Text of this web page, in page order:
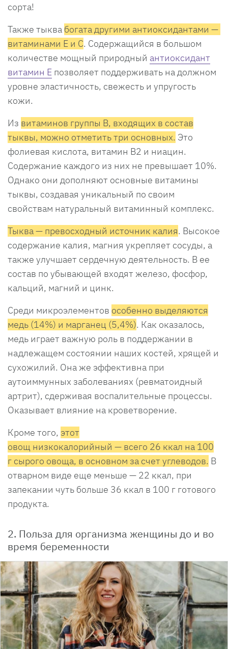
сорта!
Также тыква богата другими антиоксидантами —
витаминами Е и С. Содержащийся в большом
количестве мощный природный антиоксидант
витамин Е позволяет поддерживать на должном
уровне эластичность, свежесть и упругость
кожи.
Из витаминов группы В, входящих в состав
тыквы, можно отметить три основных. Это
фолиевая кислота, витамин В2 и ниацин.
Содержание каждого из них не превышает 10%.
Однако они дополняют основные витамины
тыквы, создавая уникальный по своим
свойствам натуральный витаминный комплекс.
Тыква — превосходный источник калия. Высокое
содержание калия, магния укрепляет сосуды, а
также улучшает сердечную деятельность. В ее
состав по убывающей входят железо, фосфор,
кальций, магний и цинк.
Среди микроэлементов особенно выделяются
медь (14%) и марганец (5,4%). Как оказалось,
медь играет важную роль в поддержании в
надлежащем состоянии наших костей, хрящей и
сухожилий. Она же эффективна при
аутоиммунных заболеваниях (ревматоидный
артрит), сдерживая воспалительные процессы.
Оказывает влияние на кроветворение.
Кроме того, этот
овощ низкокалорийный — всего 26 ккал на 100
г сырого овоща, в основном за счет углеводов. В
отварном виде еще меньше — 22 ккал, при
запекании чуть больше 36 ккал в 100 г готового
продукта.
2. Польза для организма женщины до и во
время беременности